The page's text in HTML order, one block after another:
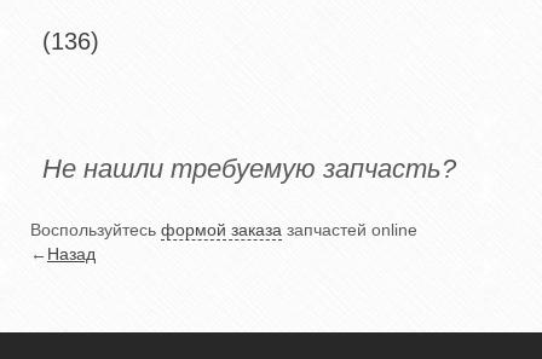
(136)
Не нашли требуемую запчасть?
Воспользуйтесь формой заказа запчастей online
←Назад